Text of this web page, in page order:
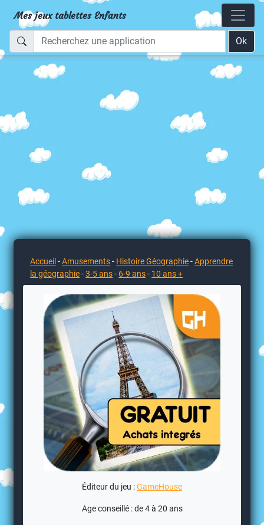
Mes jeux tablettes Enfants
Ok
Accueil -Amusements- Histoire Géographie-Apprendre
la géographie-3-5 ans- 6-9 ans- 10 ans +
Éditeur du jeu :GameHouse
Age conseillé : de 4 à 20 ans